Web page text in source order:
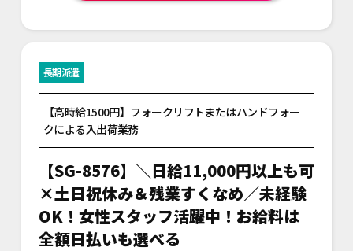
長期派遣
【高時給1500円】フォークリフトまたはハンドフォー
クによる入出荷業務
【SG-8576】＼日給11,000円以上も可
×土日祝休み＆残業すくなめ／未経験
OK！女性スタッフ活躍中！お給料は
全額日払いも選べる